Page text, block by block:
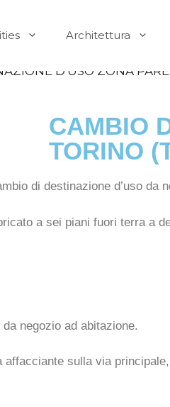
Architettura
CAMBIO
TORINO
di destinazione d’uso da
a sei piani fuori terra a
negozio ad abitazione.
sulla via